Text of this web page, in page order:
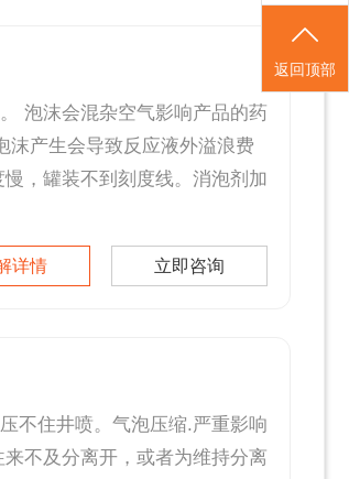
泡沫会混杂空气影响产品的药
沫产生会导致反应液外溢浪费
，罐装不到刻度线。消泡剂加
详情 立即咨询
不住井喷。气泡压缩.严重影响
不及分离开，或者为维持分离
返回顶部